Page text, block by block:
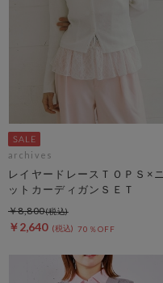
archives
レイヤードレースＴＯＰＳ×ニ
ットカーディガンＳＥＴ
￥2,640 70％OFF
￥8,800